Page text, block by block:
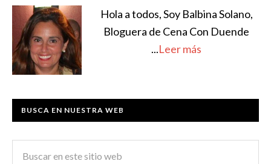
Hola a todos, Soy Balbina Solano,
Bloguera de Cena Con Duende
...Leer más
BUSCA EN NUESTRA WEB